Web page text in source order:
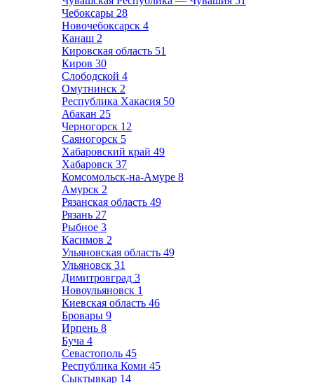
Чебоксары 28
Новочебоксарск 4
Канаш 2
Кировская область 51
Киров 30
Слободской 4
Омутнинск 2
Республика Хакасия 50
Абакан 25
Черногорск 12
Саяногорск 5
Хабаровский край 49
Хабаровск 37
Комсомольск-на-Амуре 8
Амурск 2
Рязанская область 49
Рязань 27
Рыбное 3
Касимов 2
Ульяновская область 49
Ульяновск 31
Димитровград 3
Новоульяновск 1
Киевская область 46
Бровары 9
Ирпень 8
Буча 4
Севастополь 45
Республика Коми 45
Сыктывкар 14